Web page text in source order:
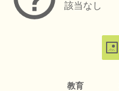
該当なし
教育